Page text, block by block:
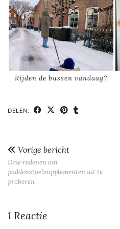
Rijden de bussen vandaag?
DELEN:
Vorige bericht
Drie redenen om
paddenstoelsupplementen uit te
proberen
1 Reactie